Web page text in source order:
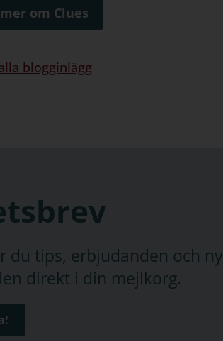
om Clues
blogginlägg
du tips, erbjudanden och
direkt i din mejlkorg.